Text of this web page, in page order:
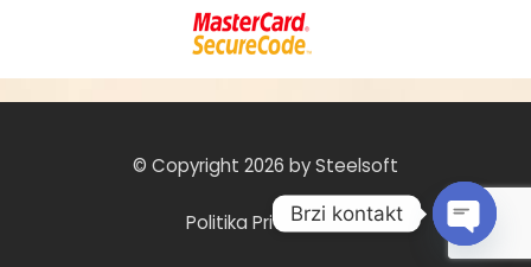
© Copyright 2026 by Steelsoft
Politika PrivatnostiBrzi kontakt
O